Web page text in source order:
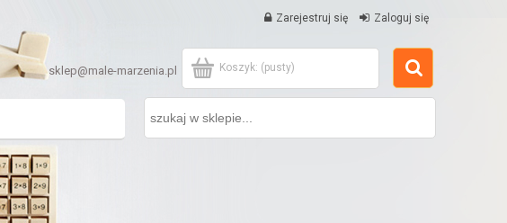
Zarejestruj się Zaloguj się
sklep@male-marzenia.pl Koszyk: (pusty)